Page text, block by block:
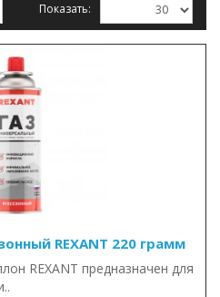
Показать:
REXANT 220 грамм
REXANT предназначен для